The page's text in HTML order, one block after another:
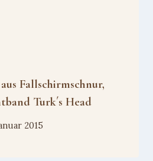
Fallschirmschnur,
Turk´s Head
2015